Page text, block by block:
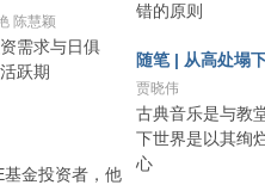
陈慧颖
需求与日俱
跃期
金投资者，他
错的原则
随笔 | 从高处塌
贾晓伟
古典音乐是与教
下世界是以其绚
心